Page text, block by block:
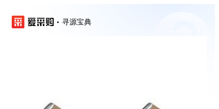
寻源宝典